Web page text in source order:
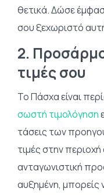
θετικά. Δώσε
σου ξεχωριστό
2.
τιμές σου
Το Πάσχα είναι
σωστή τιμολόγηση
τάσεις των
τιμές στην
ανταγωνιστική
αυξημένη, μπορείς